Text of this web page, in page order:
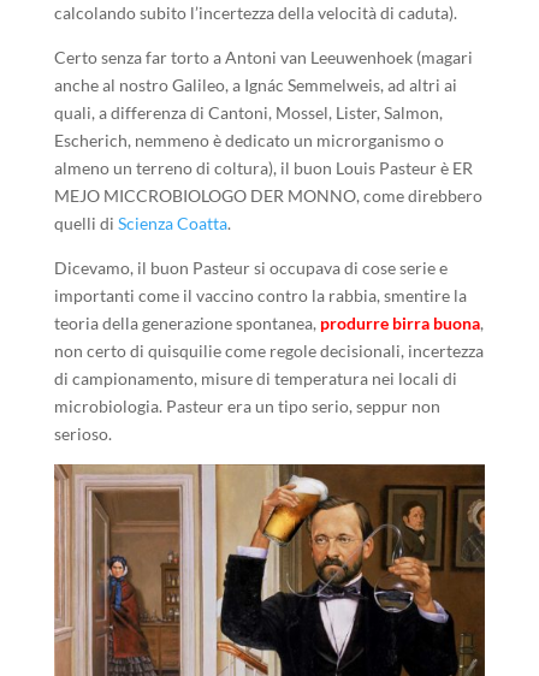
calcolando subito l’incertezza della velocità di caduta).
Certo senza far torto a Antoni van Leeuwenhoek (magari
anche al nostro Galileo, a Ignác Semmelweis, ad altri ai
quali, a differenza di Cantoni, Mossel, Lister, Salmon,
Escherich, nemmeno è dedicato un microrganismo o
almeno un terreno di coltura), il buon Louis Pasteur è ER
MEJO MICCROBIOLOGO DER MONNO, come direbbero
quelli di Scienza Coatta.
Dicevamo, il buon Pasteur si occupava di cose serie e
importanti come il vaccino contro la rabbia, smentire la
teoria della generazione spontanea, produrre birra buona,
non certo di quisquilie come regole decisionali, incertezza
di campionamento, misure di temperatura nei locali di
microbiologia. Pasteur era un tipo serio, seppur non
serioso.